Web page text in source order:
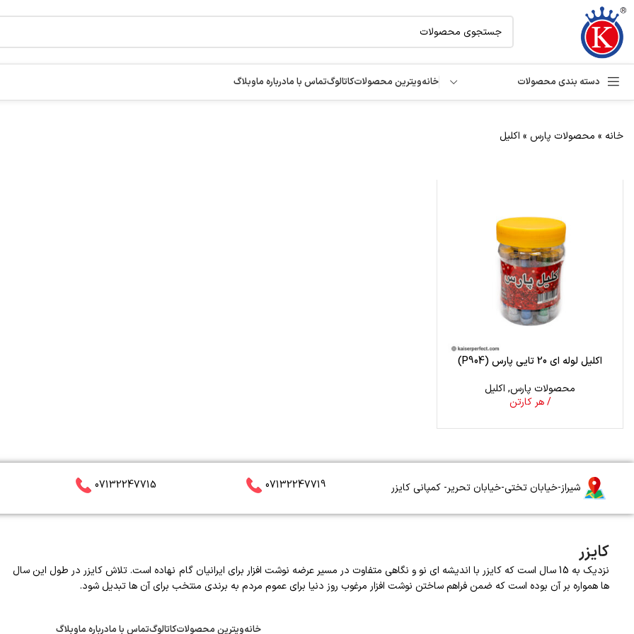
دسته بندی محصولات خانهویترین محصولاتکاتالوگتماس با مادرباره ماوبلاگ
خانه » محصولات پارس » اکلیل
اکلیل لوله ای 20 تایی پارس (P904)
محصولات پارس, اکلیل
/ هر کارتن
07132247715 07132247719 شیراز-خیابان تختی-خیابان تحریر- کمپانی کایزر
کایزر
نزدیک به 15 سال است که کایزر با اندیشه ای نو و نگاهی متفاوت در مسیر عرضه نوشت افزار برای ایرانیان گام نهاده است. تلاش کایزر در طول این سال
ها همواره بر آن بوده است که ضمن فراهم ساختن نوشت افزار مرغوب روز دنیا برای عموم مردم به برندی منتخب برای آن ها تبدیل شود.
خانهویترین محصولاتکاتالوگتماس با مادرباره ماوبلاگ